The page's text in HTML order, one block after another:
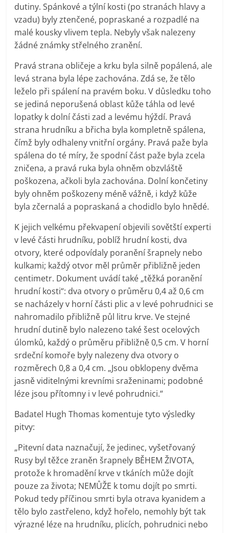
dutiny. Spánkové a týlní kosti (po stranách hlavy a
vzadu) byly ztenčené, popraskané a rozpadlé na
malé kousky vlivem tepla. Nebyly však nalezeny
žádné známky střelného zranění.
Pravá strana obličeje a krku byla silně popálená, ale
levá strana byla lépe zachována. Zdá se, že tělo
leželo při spálení na pravém boku. V důsledku toho
se jediná neporušená oblast kůže táhla od levé
lopatky k dolní části zad a levému hýždí. Pravá
strana hrudníku a břicha byla kompletně spálena,
čímž byly odhaleny vnitřní orgány. Pravá paže byla
spálena do té míry, že spodní část paže byla zcela
zničena, a pravá ruka byla ohněm obzvláště
poškozena, ačkoli byla zachována. Dolní končetiny
byly ohněm poškozeny méně vážně, i když kůže
byla zčernalá a popraskaná a chodidlo bylo hnědé.
K jejich velkému překvapení objevili sovětští experti
v levé části hrudníku, poblíž hrudní kosti, dva
otvory, které odpovídaly poranění šrapnely nebo
kulkami; každý otvor měl průměr přibližně jeden
centimetr. Dokument uvádí také „těžká poranění
hrudní kosti“: dva otvory o průměru 0,4 až 0,6 cm
se nacházely v horní části plic a v levé pohrudnici se
nahromadilo přibližně půl litru krve. Ve stejné
hrudní dutině bylo nalezeno také šest ocelových
úlomků, každý o průměru přibližně 0,5 cm. V horní
srdeční komoře byly nalezeny dva otvory o
rozměrech 0,8 a 0,4 cm. „Jsou obklopeny dvěma
jasně viditelnými krevními sraženinami; podobné
léze jsou přítomny i v levé pohrudnici.“
Badatel Hugh Thomas komentuje tyto výsledky
pitvy:
„Pitevní data naznačují, že jedinec, vyšetřovaný
Rusy byl těžce zraněn šrapnely BĚHEM ŽIVOTA,
protože k hromadění krve v tkáních může dojít
pouze za života; NEMŮŽE k tomu dojít po smrti.
Pokud tedy příčinou smrti byla otrava kyanidem a
tělo bylo zastřeleno, když hořelo, nemohly být tak
výrazné léze na hrudníku, plicích, pohrudnici nebo